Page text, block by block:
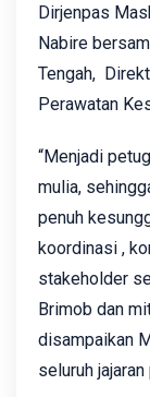
Dirjenpas
Nabire
Tengah,
Perawatan
“Menjadi
mulia,
penuh
koordinasi ,
stakeholder
Brimob dan
disampaikan
seluruh